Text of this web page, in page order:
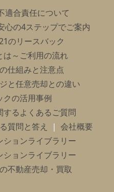
適合責任について
心の4ステップでご案内
のリースバック
は～ご利用の流れ
仕組みと注意点
と任意売却との違い
クの活用事例
するよくあるご質問
質問と答え
会社概要
ションライブラリー
ョンライブラリー
不動産売却・買取